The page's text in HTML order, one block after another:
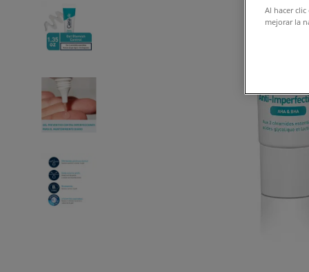
Al hacer
mejorar la